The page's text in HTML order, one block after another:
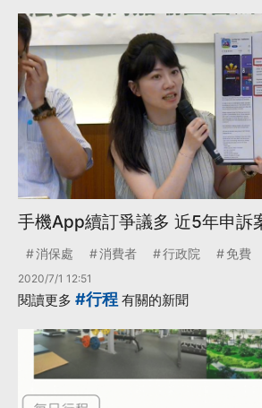
手機App續訂爭議多 近5年申訴
消保處 消費者 行政院 免費
2020/7/1 12:51
閱讀更多 #行程 有關的新聞